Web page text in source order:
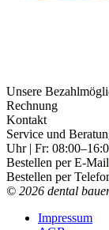
Unsere
Rechnung
Kontakt
Service und
Uhr | Fr:
Bestellen per E-Mail
Bestellen per
© 2026 dental
Impressum